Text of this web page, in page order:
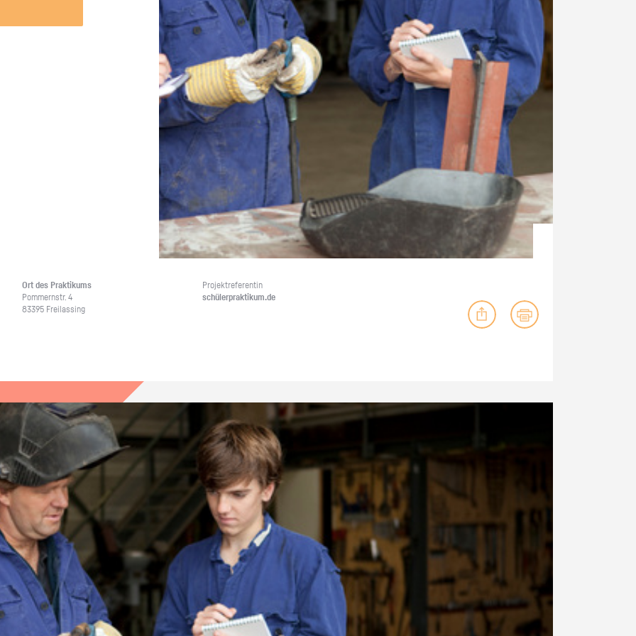
Unternehmen lohnt, wie man sich
vorbereitet und wie ein Vorab-Anruf
auf dich neugierig machst.
deinem Schülerpraktikum und die
Polizei-Ausbildung schon heute in
virtueller Realität!
Ort des Prak­ti­kums
Pom­mern­str. 4
83395 Frei­las­sing
Pro­jekt­re­fe­ren­tin
schü­ler­prak­ti­kum.de